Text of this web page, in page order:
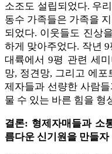
소조도 설립되었다. 우
동수 가족들은 가족을
되었다. 이웃들도 진상
하게 맞아주었다. 작년
대륙에서 9평 관련 세
망, 정견망, 그리고 에포
제자들과 선량한 사람
물 수 있는 바른 힘을 형
결론: 형제자매들과 소
름다운 신기원을 만들자